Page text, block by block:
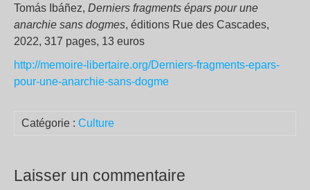
Tomás Ibáñez, Derniers fragments épars pour une
anarchie sans dogmes, éditions Rue des Cascades,
2022, 317 pages, 13 euros
http://memoire-libertaire.org/Derniers-fragments-epars-
pour-une-anarchie-sans-dogme
Catégorie : Culture
Laisser un commentaire